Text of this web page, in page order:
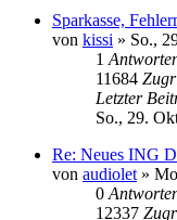
Sparkasse,
von kissi » So.,
1
11684
Letzter
So., 29.
Re: Neues ING
von audiolet »
0
12337